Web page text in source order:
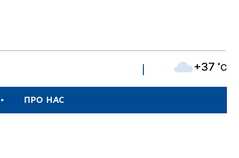
+37 ˚C
ПРО НАС